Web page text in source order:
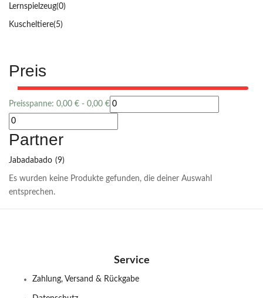
Lernspielzeug(0)
Kuscheltiere(5)
Preis
Preisspanne: 0,00 € - 0,00 €
Partner
Jabadabado (9)
Es wurden keine Produkte gefunden, die deiner Auswahl
entsprechen.
Service
Zahlung, Versand & Rückgabe